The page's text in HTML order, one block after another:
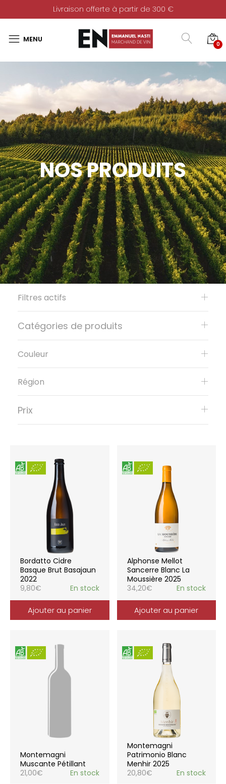
Livraison offerte à partir de 300 €
0
NOS PRODUITS
Bordatto Cidre
Basque Brut Basajaun
2022
9,80€ En stock
Ajouter au panier
Alphonse Mellot
Sancerre Blanc La
Moussière 2025
34,20€ En stock
Ajouter au panier
Montemagni
Muscante Pétillant
21,00€ En stock
Montemagni
Patrimonio Blanc
Menhir 2025
20,80€ En stock
Filtres actifs
Catégories de produits
Couleur
Région
Prix